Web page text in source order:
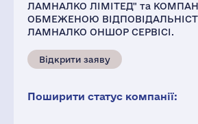
ЛАМНАЛКО ЛІМІТЕД" та
ОБМЕЖЕНОЮ
ЛАМНАЛКО ОНШОР СЕРВІСІ.
Відкрити заяву
Поширити статус компанії: